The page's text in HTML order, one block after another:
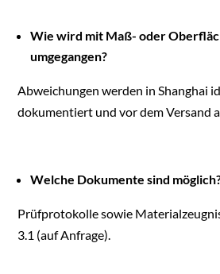
Wie wird mit Maß- oder
umgegangen?
Abweichungen werden in Shanghai
dokumentiert und vor dem Versand
Welche Dokumente sind
Prüfprotokolle sowie
3.1 (auf Anfrage).